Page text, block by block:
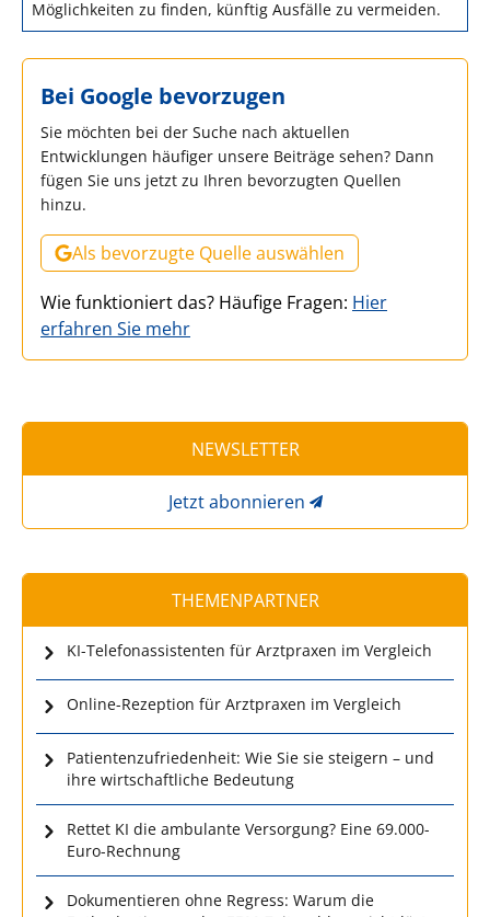
Möglichkeiten zu finden, künftig Ausfälle zu vermeiden.
Bei Google bevorzugen
Sie möchten bei der Suche nach aktuellen
Entwicklungen häufiger unsere Beiträge sehen? Dann
fügen Sie uns jetzt zu Ihren bevorzugten Quellen
hinzu.
Als bevorzugte Quelle auswählen
Wie funktioniert das? Häufige Fragen: Hier
erfahren Sie mehr
NEWSLETTER
Jetzt abonnieren
THEMENPARTNER
KI-Telefonassistenten für Arztpraxen im Vergleich
Online-Rezeption für Arztpraxen im Vergleich
Patientenzufriedenheit: Wie Sie sie steigern – und
ihre wirtschaftliche Bedeutung
Rettet KI die ambulante Versorgung? Eine 69.000-
Euro-Rechnung
Dokumentieren ohne Regress: Warum die